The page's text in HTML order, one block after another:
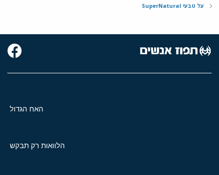
על טבעי SuperNatural
האח הגדול
הלוואות רק תבקש